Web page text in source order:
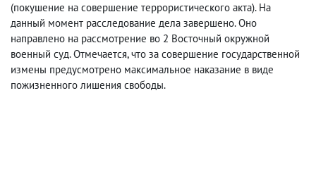
(покушение на совершение террористического акта). На
данный момент расследование дела завершено. Оно
направлено на рассмотрение во 2 Восточный окружной
военный суд. Отмечается, что за совершение государственной
измены предусмотрено максимальное наказание в виде
пожизненного лишения свободы.